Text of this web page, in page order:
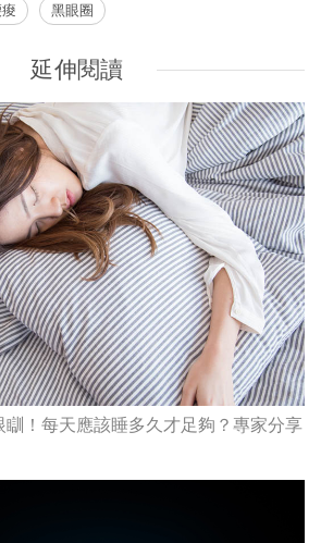
黑眼圈
延伸閱讀
！每天應該睡多久才足夠？專家分享